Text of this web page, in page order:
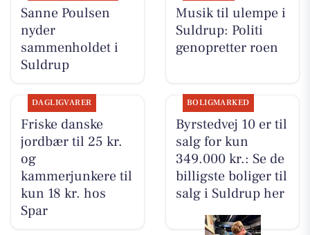
Sanne Poulsen
nyder
sammenholdet i
Suldrup
Musik til ulempe i
Suldrup: Politi
genopretter roen
DAGLIGVARER
Friske danske
jordbær til 25 kr.
og
kammerjunkere til
kun 18 kr. hos
Spar
BOLIGMARKED
Byrstedvej 10 er til
salg for kun
349.000 kr.: Se de
billigste boliger til
salg i Suldrup her